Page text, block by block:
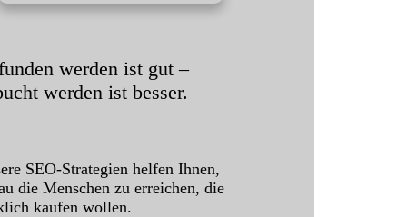
werden ist gut –
werden ist besser.
SEO-Strategien helfen Ihnen,
die Menschen zu erreichen, die
kaufen wollen.